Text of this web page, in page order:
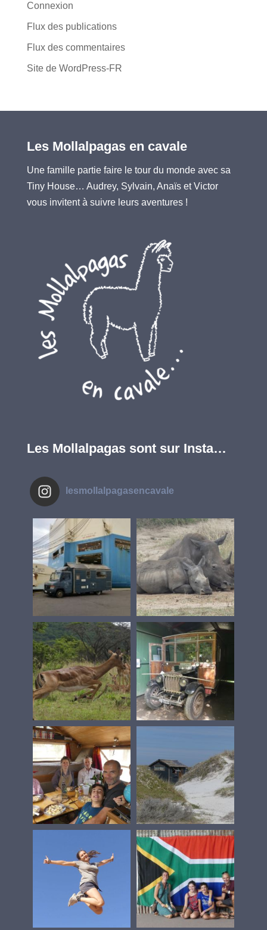
Connexion
Flux des publications
Flux des commentaires
Site de WordPress-FR
Les Mollalpagas en cavale
Une famille partie faire le tour du monde avec sa
Tiny House… Audrey, Sylvain, Anaïs et Victor
vous invitent à suivre leurs aventures !
Les Mollalpagas sont sur Insta…
lesmollalpagasencavale